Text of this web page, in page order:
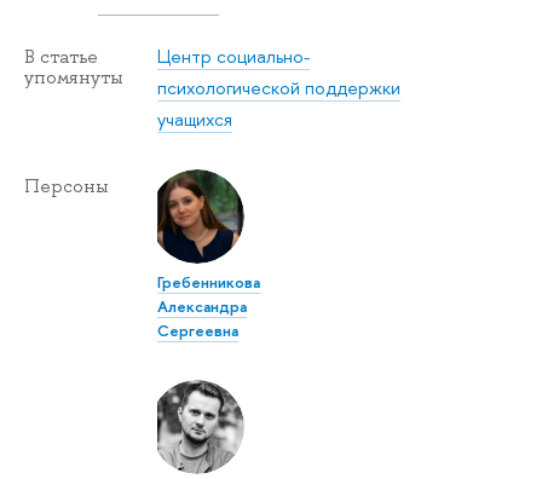
В статье
упомянуты
Центр социально-
психологической поддержки
учащихся
Персоны
Гребенникова
Александра
Сергеевна